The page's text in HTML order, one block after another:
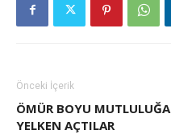
Önceki İçerik
ÖMÜR BOYU MUTLULUĞA
YELKEN AÇTILAR